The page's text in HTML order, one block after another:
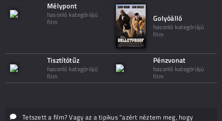
Mélypont
hasonló kategóriájú
film Golyóálló
hasonló kategóriájú
film
Tisztítótűz
hasonló kategóriájú
film
Pénzvonat
hasonló kategóriájú
film
Tetszett a film? Vagy az a tipikus "azért néztem meg, hogy